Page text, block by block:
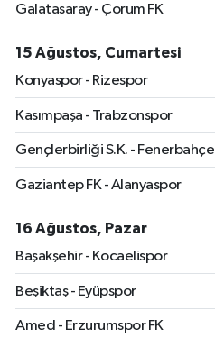
Galatasaray - Çorum FK
15 Ağustos, Cumartesi
Konyaspor - Rizespor
Kasımpaşa - Trabzonspor
Gençlerbirliği S.K. - Fenerbahçe
Gaziantep FK - Alanyaspor
16 Ağustos, Pazar
Başakşehir - Kocaelispor
Beşiktaş - Eyüpspor
Amed - Erzurumspor FK